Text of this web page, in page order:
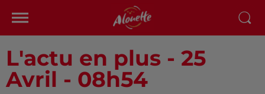
L'actu en plus - 25
Avril - 08h54